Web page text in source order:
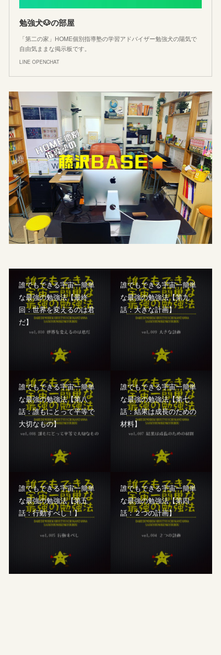
勉強犬🐶の部屋
「第二の家」HOME個別指導塾の学習アドバイザー勉強犬の陽気で
自由気ままな掲示板です。
LINE OPENCHAT
誰でもできる宇宙一簡単
な最強の勉強法【最終
回：世界を変えるのは君
だ】
誰でもできる宇宙一簡単
な最強の勉強法【第九
話：大きな計画】
誰でもできる宇宙一簡単
な最強の勉強法【第八
話：誰もにとって平等で
大切なもの】
誰でもできる宇宙一簡単
な最強の勉強法【第七
話：結果は成長のための
材料】
誰でもできる宇宙一簡単
な最強の勉強法【第五
話：行動すべし！】
誰でもできる宇宙一簡単
な最強の勉強法【第四
話：２つの計画】